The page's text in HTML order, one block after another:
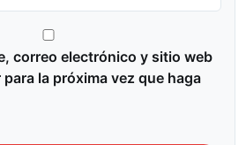
correo electrónico y sitio web
la próxima vez que haga